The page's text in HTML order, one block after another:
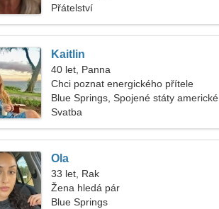
Přátelství
Kaitlin
40 let, Panna
Chci poznat energického přítele
Blue Springs, Spojené státy americké
Svatba
Ola
33 let, Rak
Žena hledá pár
Blue Springs